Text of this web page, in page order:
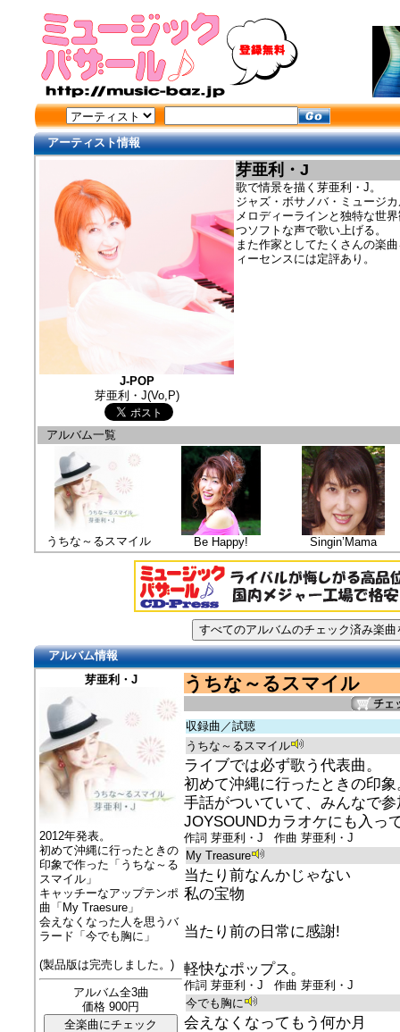
アーティスト情報
J-POP
芽亜利・J(Vo,P)
芽亜利・J
歌で情景を描く芽亜利・J。
ジャズ・ボサノバ・ミュージ
メロディーラインと独特な世
つソフトな声で歌い上げる。
また作家としてたくさんの楽
ィーセンスには定評あり。
アルバム一覧
うちな～るスマイル Be Happy! Singin’Mama
アルバム情報
芽亜利・J
2012年発表。
初めて沖縄に行ったときの
印象で作った「うちな～る
スマイル」
キャッチーなアップテンポ
曲「My Traesure」
会えなくなった人を思うバ
ラード「今でも胸に」
(製品版は完売しました。)
アルバム全3曲
価格 900円
うちな～るスマイル
収録曲／試聴
うちな～るスマイル
ライブでは必ず歌う代表曲。
初めて沖縄に行ったときの印象
手話がついていて、みんなで
JOYSOUNDカラオケにも入っ
作詞 芽亜利・J 作曲 芽亜利・J
My Treasure
当たり前なんかじゃない
私の宝物
当たり前の日常に感謝!
軽快なポップス。
作詞 芽亜利・J 作曲 芽亜利・J
今でも胸に
会えなくなってもう何か月